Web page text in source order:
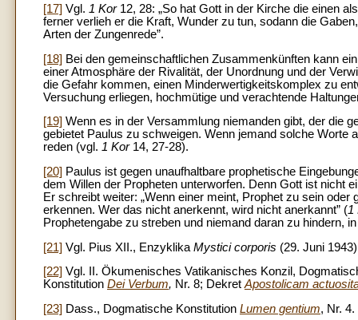
[17] Vgl. 1 Kor12, 28: „So hat Gott in der Kirche die einen
ferner verlieh er die Kraft, Wunder zu tun, sodann die
Arten der Zungenrede”.
[18] Bei den gemeinschaftlichen Zusammenkünften kann
einer Atmosphäre der Rivalität, der Unordnung und der
die Gefahr kommen, einen Minderwertigkeitskomplex zu
Versuchung erliegen, hochmütige und verachtende
[19] Wenn es in der Versammlung niemanden gibt, der die
gebietet Paulus zu schweigen. Wenn jemand solche Worte
reden (vgl. 1 Kor14, 27-28).
[20] Paulus ist gegen unaufhaltbare prophetische
dem Willen der Propheten unterworfen. Denn Gott ist nicht
Er schreibt weiter: „Wenn einer meint, Prophet zu sein
erkennen. Wer das nicht anerkennt, wird nicht anerkannt” (1
Prophetengabe zu streben und niemand daran zu hindern,
[21] Vgl. Pius XII., Enzyklika Mystici corporis (29. Juni
[22] Vgl. II. Ökumenisches Vatikanisches Konzil,
Konstitution Dei Verbum, Nr. 8; DekretApostolicam
[23] Dass., Dogmatische Konstitution Lumen gentium, Nr. 4.